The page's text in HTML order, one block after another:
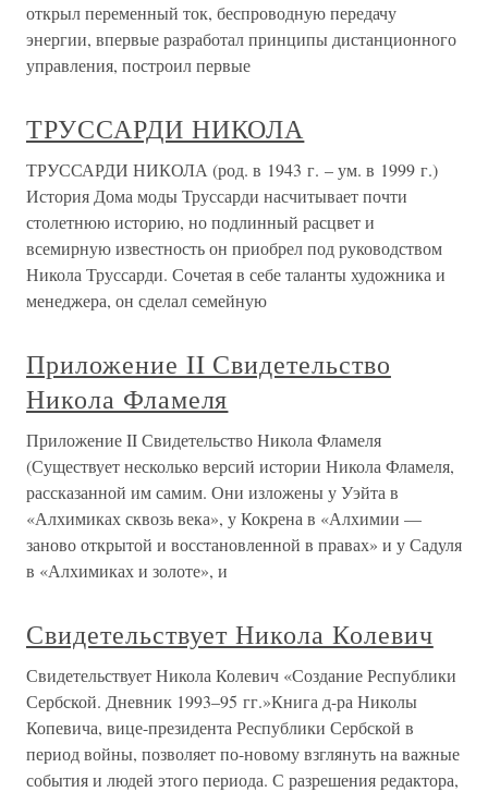
открыл переменный ток, беспроводную передачу
энергии, впервые разработал принципы дистанционного
управления, построил первые
ТРУССАРДИ НИКОЛА
ТРУССАРДИ НИКОЛА (род. в 1943 г. – ум. в 1999 г.)
История Дома моды Труссарди насчитывает почти
столетнюю историю, но подлинный расцвет и
всемирную известность он приобрел под руководством
Никола Труссарди. Сочетая в себе таланты художника и
менеджера, он сделал семейную
Приложение II Свидетельство
Никола Фламеля
Приложение II Свидетельство Никола Фламеля
(Существует несколько версий истории Никола Фламеля,
рассказанной им самим. Они изложены у Уэйта в
«Алхимиках сквозь века», у Кокрена в «Алхимии —
заново открытой и восстановленной в правах» и у Садуля
в «Алхимиках и золоте», и
Свидетельствует Никола Колевич
Свидетельствует Никола Колевич «Создание Республики
Сербской. Дневник 1993–95 гг.»Книга д-ра Николы
Копевича, вице-президента Республики Сербской в
период войны, позволяет по-новому взглянуть на важные
события и людей этого периода. С разрешения редактора,